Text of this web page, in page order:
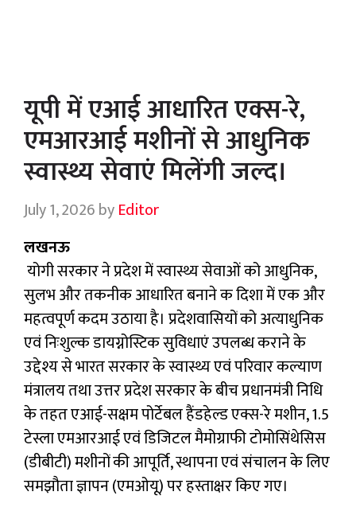
यूपी में एआई आधारित एक्स-रे,
एमआरआई मशीनों से आधुनिक
स्वास्थ्य सेवाएं मिलेंगी जल्द।
July 1, 2026byEditor
लखनऊ
योगी सरकार ने प्रदेश में स्वास्थ्य सेवाओं को आधुनिक,
सुलभ और तकनीक आधारित बनाने क दिशा में एक और
महत्वपूर्ण कदम उठाया है। प्रदेशवासियों को अत्याधुनिक
एवं निःशुल्क डायग्नोस्टिक सुविधाएं उपलब्ध कराने के
उद्देश्य से भारत सरकार के स्वास्थ्य एवं परिवार कल्याण
मंत्रालय तथा उत्तर प्रदेश सरकार के बीच प्रधानमंत्री निधि
के तहत एआई-सक्षम पोर्टेबल हैंडहेल्ड एक्स-रे मशीन, 1.5
टेस्ला एमआरआई एवं डिजिटल मैमोग्राफी टोमोसिंथेसिस
(डीबीटी) मशीनों की आपूर्ति, स्थापना एवं संचालन के लिए
समझौता ज्ञापन (एमओयू) पर हस्ताक्षर किए गए।